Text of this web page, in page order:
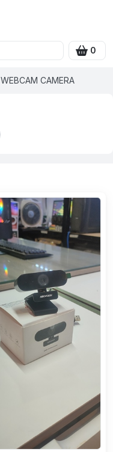
0
WEBCAM CAMERA